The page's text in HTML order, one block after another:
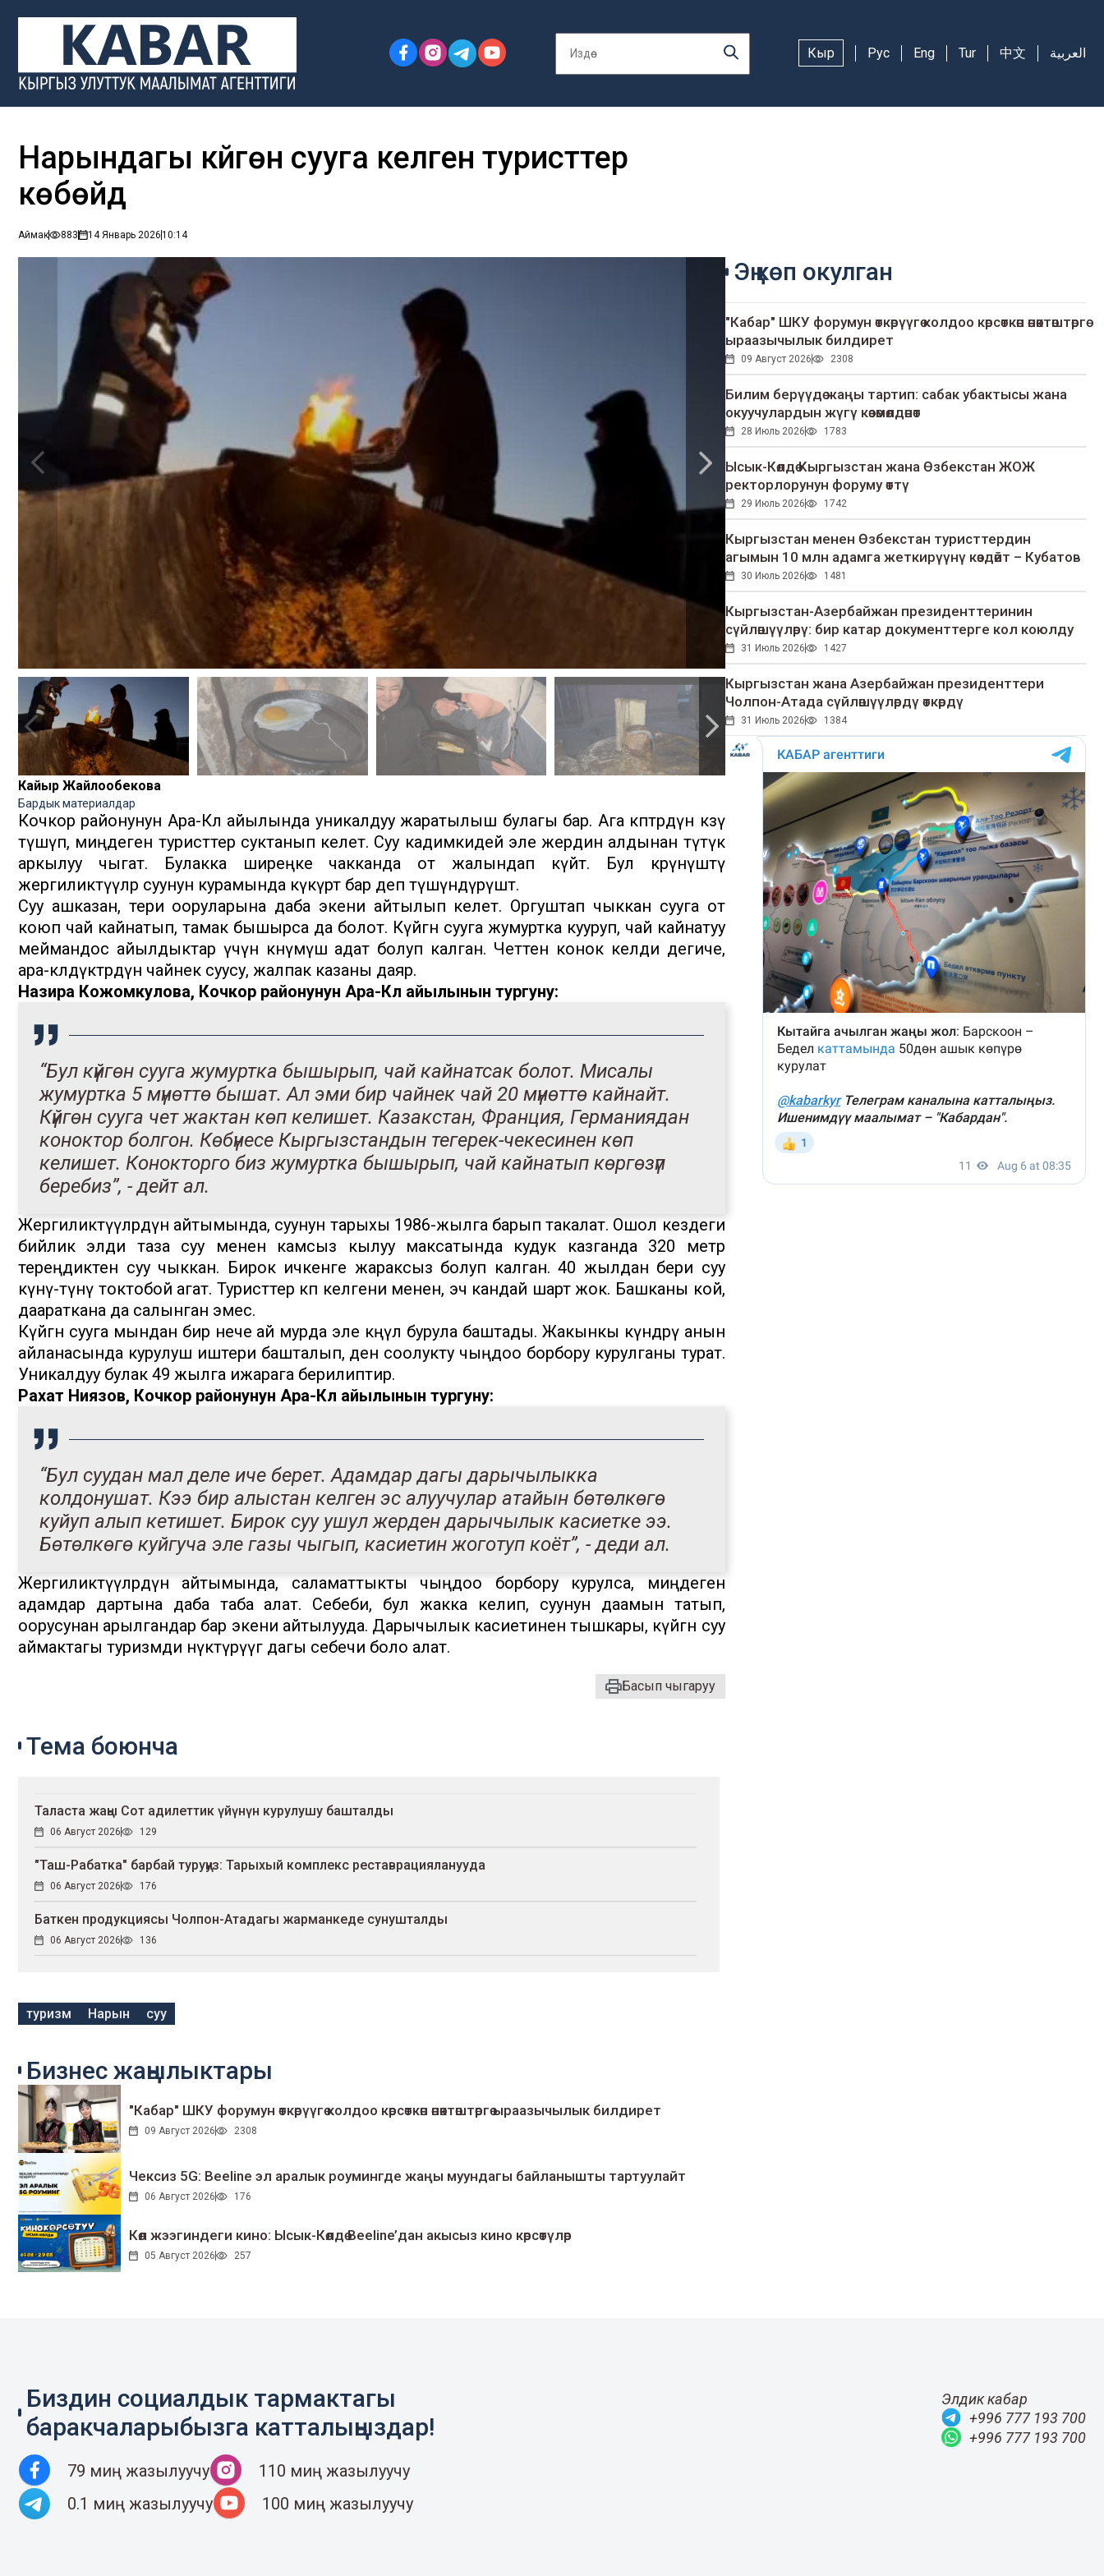
Кыр Рус Eng Tur 中文 العربية
Нарындагы күйгөн сууга келген туристтер
көбөйдү
Аймак 883 14 Январь 202610:14
Кайыр Жайлообекова
Бардык материалдар
Кочкор районунун Ара-Көл айылында уникалдуу жаратылыш булагы бар. Ага көптөрдүн көзү
түшүп, миңдеген туристтер суктанып келет. Суу кадимкидей эле жердин алдынан түтүк
аркылуу чыгат. Булакка ширеңке чакканда от жалындап күйөт. Бул көрүнүштү
жергиликтүүлөр суунун курамында күкүрт бар деп түшүндүрүшөт.
Суу ашказан, тери ооруларына даба экени айтылып келет. Оргуштап чыккан сууга от
коюп чай кайнатып, тамак бышырса да болот. Күйгөн сууга жумуртка кууруп, чай кайнатуу
меймандос айылдыктар үчүн көнүмүш адат болуп калган. Четтен конок келди дегиче,
ара-көлдүктөрдүн чайнек суусу, жалпак казаны даяр.
Назира Кожомкулова, Кочкор районунун Ара-Көл айылынын тургуну:
“Бул күйгөн сууга жумуртка бышырып, чай кайнатсак болот. Мисалы
жумуртка 5 мүнөттө бышат. Ал эми бир чайнек чай 20 мүнөттө кайнайт.
Күйгөн сууга чет жактан көп келишет. Казакстан, Франция, Германиядан
коноктор болгон. Көбүнесе Кыргызстандын тегерек-чекесинен көп
келишет. Конокторго биз жумуртка бышырып, чай кайнатып көргөзүп
беребиз”, - дейт ал.
Жергиликтүүлөрдүн айтымында, суунун тарыхы 1986-жылга барып такалат. Ошол кездеги
бийлик элди таза суу менен камсыз кылуу максатында кудук казганда 320 метр
тереңдиктен суу чыккан. Бирок ичкенге жараксыз болуп калган. 40 жылдан бери суу
күнү-түнү токтобой агат. Туристтер көп келгени менен, эч кандай шарт жок. Башканы кой,
даараткана да салынган эмес.
Күйгөн сууга мындан бир нече ай мурда эле көңүл бурула баштады. Жакынкы күндөрү анын
айланасында курулуш иштери башталып, ден соолукту чыңдоо борбору курулганы турат.
Уникалдуу булак 49 жылга ижарага берилиптир.
Рахат Ниязов, Кочкор районунун Ара-Көл айылынын тургуну:
“Бул суудан мал деле иче берет. Адамдар дагы дарычылыкка
колдонушат. Кээ бир алыстан келген эс алуучулар атайын бөтөлкөгө
куйуп алып кетишет. Бирок суу ушул жерден дарычылык касиетке ээ.
Бөтөлкөгө куйгуча эле газы чыгып, касиетин жоготуп коёт”, - деди ал.
Жергиликтүүлөрдүн айтымында, саламаттыкты чыңдоо борбору курулса, миңдеген
адамдар дартына даба таба алат. Себеби, бул жакка келип, суунун даамын татып,
оорусунан арылгандар бар экени айтылууда. Дарычылык касиетинен тышкары, күйгөн суу
аймактагы туризмди өнүктүрүүгө дагы себечи боло алат.
Басып чыгаруу
Эң көп окулган
"Кабар" ШКУ форумун өткөрүүгө колдоо көрсөткөн өнөктөштөргө
ыраазычылык билдирет
09 Август 2026 2308
Билим берүүдө жаңы тартип: сабак убактысы жана
окуучулардын жүгү көзөмөлдөнөт
28 Июль 2026 1783
Ысык-Көлдө Кыргызстан жана Өзбекстан ЖОЖ
ректорлорунун форуму өттү
29 Июль 2026 1742
Кыргызстан менен Өзбекстан туристтердин
агымын 10 млн адамга жеткирүүнү көздөйт – Кубатов
30 Июль 2026 1481
Кыргызстан-Азербайжан президенттеринин
сүйлөшүүлөрү: бир катар документтерге кол коюлду
31 Июль 2026 1427
Кыргызстан жана Азербайжан президенттери
Чолпон-Атада сүйлөшүүлөрдү өткөрдү
31 Июль 2026 1384
Тема боюнча
Таласта жаңы Сот адилеттик үйүнүн курулушу башталды
06 Август 2026 129
"Таш-Рабатка" барбай туруңуз: Тарыхый комплекс реставрацияланууда
06 Август 2026 176
Баткен продукциясы Чолпон-Атадагы жарманкеде сунушталды
06 Август 2026 136
туризм Нарын суу
Бизнес жаңылыктары
"Кабар" ШКУ форумун өткөрүүгө колдоо көрсөткөн өнөктөштөргө ыраазычылык билдирет
09 Август 2026 2308
Чексиз 5G: Beeline эл аралык роумингде жаңы муундагы байланышты тартуулайт
06 Август 2026 176
Көл жээгиндеги кино: Ысык-Көлдө Beeline’дан акысыз кино көрсөтүлөр
05 Август 2026 257
Биздин социалдык тармактагы
баракчаларыбызга катталыңыздар!
79 миң жазылуучу
110 миң жазылуучу
0.1 миң жазылуучу
100 миң жазылуучу
Элдик кабар
+996 777 193 700
+996 777 193 700